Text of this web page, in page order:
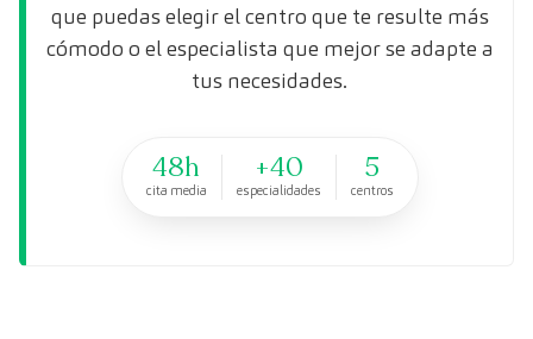
que puedas elegir el centro que te resulte más
cómodo o el especialista que mejor se adapte a
tus necesidades.
48h
cita media
+40
especialidades
5
centros